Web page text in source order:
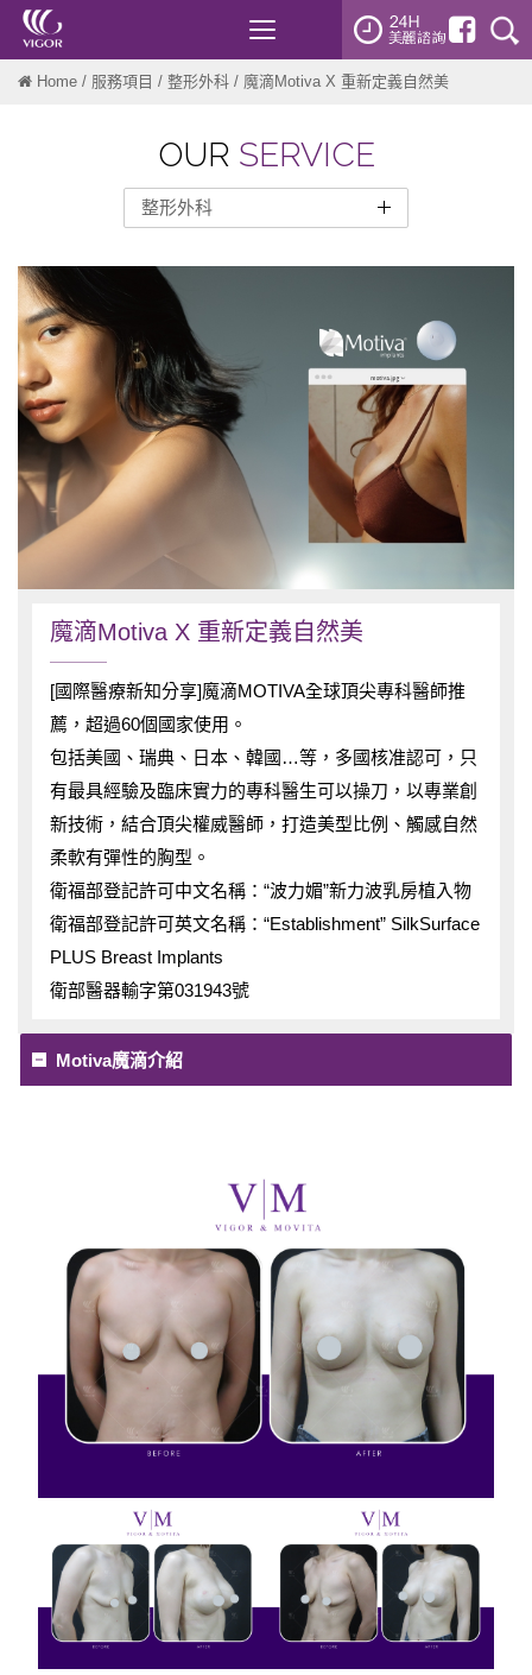
Toggle
navigation
Home / 服務項目 / 整形外科 / 魔滴Motiva X 重新定義自然美
整形外科
臉部拉提
精雕輪廓
曲線雕塑
雷射美膚
微針電波
減重
私密處
預防醫學
育髮
OUR SERVICE
魔滴Motiva X 重新定義自然美
[國際醫療新知分享]魔滴MOTIVA全球頂尖專科醫師推
薦，超過60個國家使用。
包括美國、瑞典、日本、韓國…等，多國核准認可，只
有最具經驗及臨床實力的專科醫生可以操刀，以專業創
新技術，結合頂尖權威醫師，打造美型比例、觸感自然
柔軟有彈性的胸型。
衛福部登記許可中文名稱：“波力媚”新力波乳房植入物
衛福部登記許可英文名稱：“Establishment” SilkSurface
PLUS Breast Implants
衛部醫器輸字第031943號
Motiva魔滴介紹